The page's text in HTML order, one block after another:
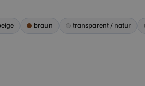
braun transparent / natur
und die
werden.